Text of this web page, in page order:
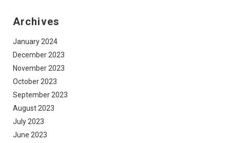
Archives
January 2024
December 2023
November 2023
October 2023
September 2023
August 2023
July 2023
June 2023